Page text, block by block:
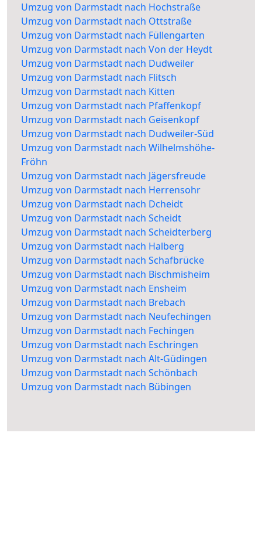
Umzug von Darmstadt nach Hochstraße
Umzug von Darmstadt nach Ottstraße
Umzug von Darmstadt nach Füllengarten
Umzug von Darmstadt nach Von der Heydt
Umzug von Darmstadt nach Dudweiler
Umzug von Darmstadt nach Flitsch
Umzug von Darmstadt nach Kitten
Umzug von Darmstadt nach Pfaffenkopf
Umzug von Darmstadt nach Geisenkopf
Umzug von Darmstadt nach Dudweiler-Süd
Umzug von Darmstadt nach Wilhelmshöhe-
Fröhn
Umzug von Darmstadt nach Jägersfreude
Umzug von Darmstadt nach Herrensohr
Umzug von Darmstadt nach Dcheidt
Umzug von Darmstadt nach Scheidt
Umzug von Darmstadt nach Scheidterberg
Umzug von Darmstadt nach Halberg
Umzug von Darmstadt nach Schafbrücke
Umzug von Darmstadt nach Bischmisheim
Umzug von Darmstadt nach Ensheim
Umzug von Darmstadt nach Brebach
Umzug von Darmstadt nach Neufechingen
Umzug von Darmstadt nach Fechingen
Umzug von Darmstadt nach Eschringen
Umzug von Darmstadt nach Alt-Güdingen
Umzug von Darmstadt nach Schönbach
Umzug von Darmstadt nach Bübingen